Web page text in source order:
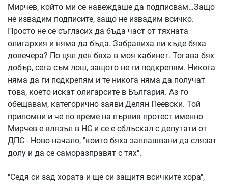
Мирчев, който ми се навеждаше да подписвам…Защо
не извадим подписите, защо не извадим всичко.
Просто не се съгласих да бъда част от тяхната
олигархия и няма да бъда. Забравиха ли къде бяха
довечера? По цял ден бяха в моя кабинет. Тогава бях
добър, сега съм лош, защото не ги подкрепям. Никога
няма да ги подкрепям и те никога няма да получат
това, което искат олигарсите в България. Аз го
обещавам, категорично заяви Делян Пеевски. Той
припомни и че по време на първия протест именно
Мирчев е влязъл в НС и се е сблъскал с депутати от
ДПС - Ново начало, "които бяха заплашвани да слязат
долу и да се саморазправят с тях".
"Седя си зад хората и ще си защитя всичките хора",